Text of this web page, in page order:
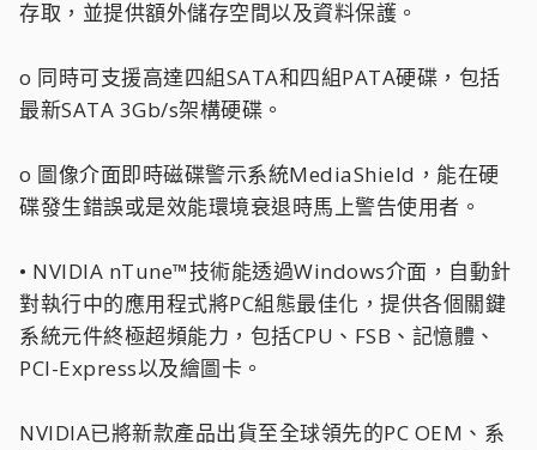
存取，並提供額外儲存空間以及資料保護。
o 同時可支援高達四組SATA和四組PATA硬碟，包括
最新SATA 3Gb/s架構硬碟。
o 圖像介面即時磁碟警示系統MediaShield，能在硬
碟發生錯誤或是效能環境衰退時馬上警告使用者。
• NVIDIA nTune™技術能透過Windows介面，自動針
對執行中的應用程式將PC組態最佳化，提供各個關鍵
系統元件終極超頻能力，包括CPU、FSB、記憶體、
PCI-Express以及繪圖卡。
NVIDIA已將新款產品出貨至全球領先的PC OEM、系